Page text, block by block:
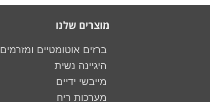
מוצרים שלנו
ברזים אוטומטיים ומזרמים
היגיינה נשית
מייבשי ידיים
מערכות ריח